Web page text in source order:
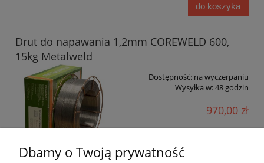
do koszyka
Drut do napawania 1,2mm COREWELD 600,
15kg Metalweld
Dostępność: na wyczerpaniu
Wysyłka w:48 godzin
970,00 zł
Dbamy o Twoją prywatność